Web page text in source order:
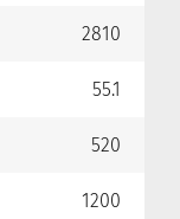
2810
55.1
520
1200